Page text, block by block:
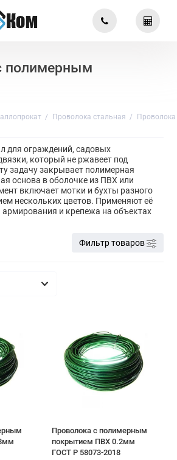
полимерным
Проволока стальная
для ограждений, садовых
который не ржавеет под
задачу закрывает полимерная
основа в оболочке из ПВХ или
включает мотки и бухты разного
нескольких цветов. Применяют её
армирования и крепежа на объектах
Фильтр товаров
Проволока с полимерным
покрытием ПВХ 0.2мм
ГОСТ Р 58073-2018